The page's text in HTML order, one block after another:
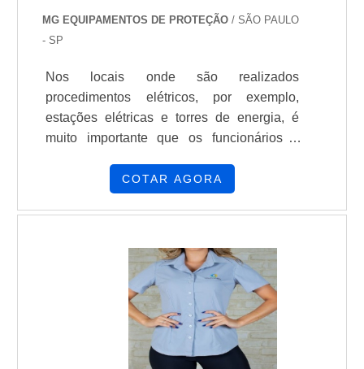
MG EQUIPAMENTOS DE PROTEÇÃO / SÃO PAULO
- SP
Nos locais onde são realizados
procedimentos elétricos, por exemplo,
estações elétricas e torres de energia, é
muito importante que os funcionários e
desses locais utilizem equipamentos de
ser armazenados em lugares corretos para
que o produto apresentaPara o uso do
armário em uma indústria, é necessário que
os colaboradores identifiquem seus
equipamentos de forma rápida. Al.
COTAR AGORA